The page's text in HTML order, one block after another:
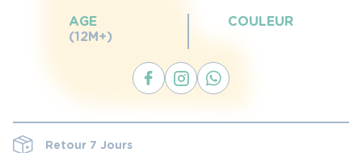
AGE
(12M+)
COULEUR
Retour 7 Jours